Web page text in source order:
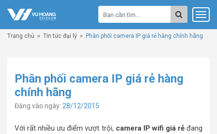
Trang chủ » Tin tức đại lý » Phân phối camera IP giá rẻ hàng chính hãng
Phân phối camera IP giá rẻ hàng
chính hãng
Đăng vào ngày: 28/12/2015
Với rất nhiều ưu điểm vượt trội, camera IP wifi giá rẻđang